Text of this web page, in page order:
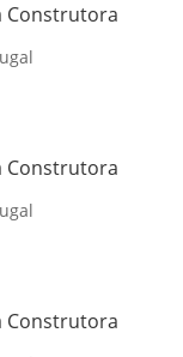
Construtora
Construtora
Construtora